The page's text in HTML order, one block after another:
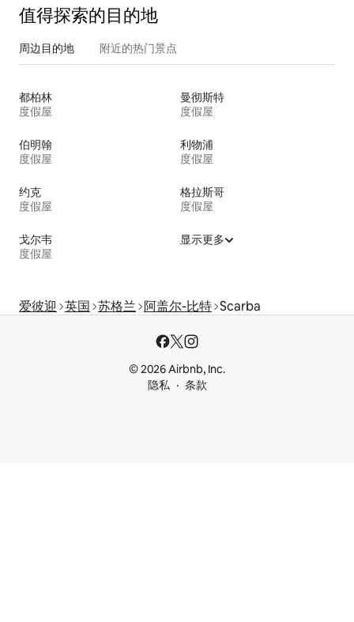
值得探索的目的地
周边目的地 附近的热门景点
都柏林
度假屋
曼彻斯特
度假屋
伯明翰
度假屋
利物浦
度假屋
约克
度假屋
格拉斯哥
度假屋
戈尔韦
度假屋
显示更多
爱彼迎 英国 苏格兰 阿盖尔-比特 Scarba
© 2026 Airbnb, Inc.
隐私
条款